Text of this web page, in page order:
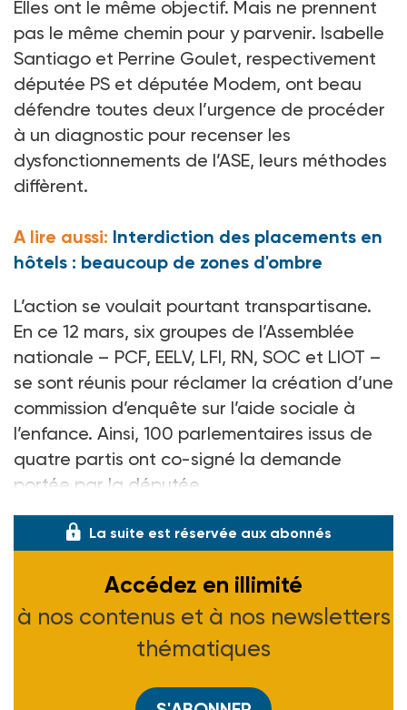
Elles ont le même objectif. Mais ne prennent
pas le même chemin pour y parvenir. Isabelle
Santiago et Perrine Goulet, respectivement
députée PS et députée Modem, ont beau
défendre toutes deux l’urgence de procéder
à un diagnostic pour recenser les
dysfonctionnements de l’ASE, leurs méthodes
diffèrent.
A lire aussi: Interdiction des placements en
hôtels : beaucoup de zones d'ombre
L’action se voulait pourtant transpartisane.
En ce 12 mars, six groupes de l’Assemblée
nationale – PCF, EELV, LFI, RN, SOC et LIOT –
se sont réunis pour réclamer la création d’une
commission d’enquête sur l’aide sociale à
l’enfance. Ainsi, 100 parlementaires issus de
quatre partis ont co-signé la demande
portée par la députée
La suite est réservée aux abonnés
Accédez en illimité
à nos contenus et à nos newsletters
thématiques